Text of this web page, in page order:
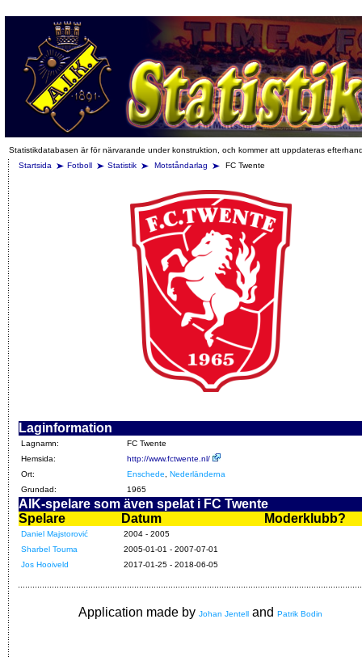
Statistikdatabasen är för närvarande under konstruktion, och kommer att uppdateras
Startsida
Fotboll Statistik Motståndarlag FC Twente
Laginformation
Lagnamn:
FC Twente
Hemsida:
http://www.fctwente.nl/
Ort:
Enschede
Nederländerna
Grundad:
1965
AIK-spelare som även spelat i FC Twente
Spelare
Datum Moderklubb?
Daniel Majstorović
2004 - 2005
Sharbel Touma
2005-01-01 - 2007-07-01
Jos Hooiveld
2017-01-25 - 2018-06-05
Application made by Johan Jentell and Patrik Bodin